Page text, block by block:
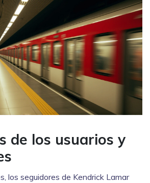
de los usuarios y
los seguidores de Kendrick Lamar